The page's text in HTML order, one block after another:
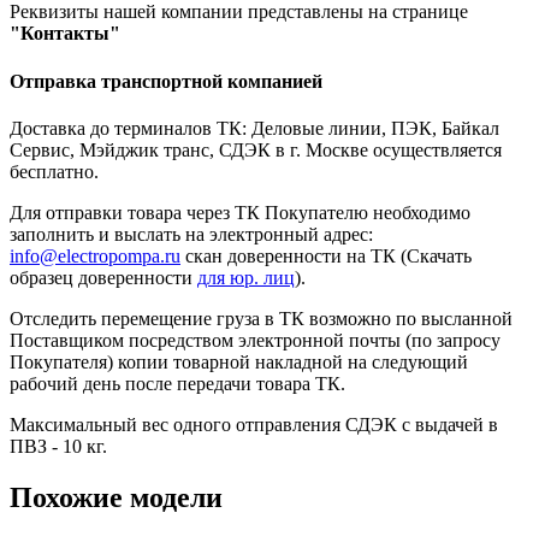
Реквизиты нашей компании представлены на странице
"Контакты"
Отправка транспортной компанией
Доставка до терминалов ТК: Деловые линии, ПЭК, Байкал
Сервис, Мэйджик транс, СДЭК в г. Москве осуществляется
бесплатно.
Для отправки товара через ТК Покупателю необходимо
заполнить и выслать на электронный адрес:
info@electropompa.ru скан доверенности на ТК (Скачать
образец доверенности для юр. лиц).
Отследить перемещение груза в ТК возможно по высланной
Поставщиком посредством электронной почты (по запросу
Покупателя) копии товарной накладной на следующий
рабочий день после передачи товара ТК.
Максимальный вес одного отправления СДЭК с выдачей в
ПВЗ - 10 кг.
Похожие модели